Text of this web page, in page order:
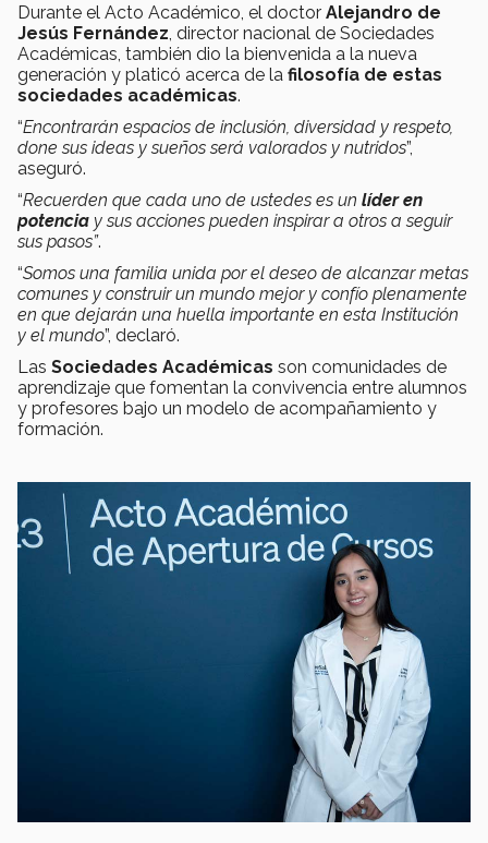
Durante el Acto Académico, el doctor Alejandro de
Jesús Fernández , director nacional de Sociedades
Académicas, también dio la bienvenida a la nueva
generación y platicó acerca de la filosofía de estas
sociedades académicas.
“Encontrarán espacios de inclusión, diversidad y respeto,
done sus ideas y sueños será valorados y nutridos”,
aseguró.
“Recuerden que cada uno de ustedes es un líder en
potencia y sus acciones pueden inspirar a otros a seguir
sus pasos”.
“Somos una familia unida por el deseo de alcanzar metas
comunes y construir un mundo mejor y confío plenamente
en que dejarán una huella importante en esta Institución
y el mundo”, declaró.
Las Sociedades Académicas son comunidades de
aprendizaje que fomentan la convivencia entre alumnos
y profesores bajo un modelo de acompañamiento y
formación.